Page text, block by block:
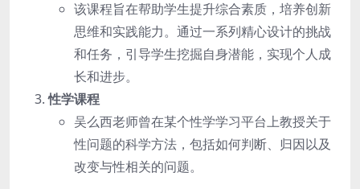
该课程旨在帮助学生提升综合素质，培养创新
思维和实践能力。通过一系列精心设计的挑战
和任务，引导学生挖掘自身潜能，实现个人成
长和进步。
性学课程
吴么西老师曾在某个性学学习平台上教授关于
性问题的科学方法，包括如何判断、归因以及
改变与性相关的问题。